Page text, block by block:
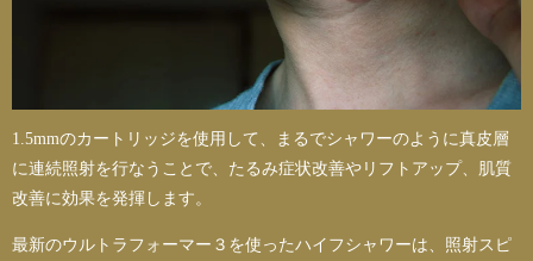
1.5mmのカートリッジを使用して、まるでシャワーのように真皮層
に連続照射を行なうことで、たるみ症状改善やリフトアップ、肌質
改善に効果を発揮します。
最新のウルトラフォーマー３を使ったハイフシャワーは、照射スピ